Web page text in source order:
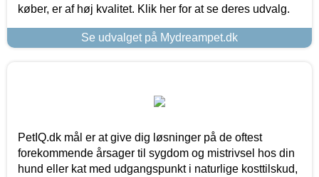
køber, er af høj kvalitet. Klik her for at se deres udvalg.
Se udvalget på Mydreampet.dk
PetIQ.dk mål er at give dig løsninger på de oftest
forekommende årsager til sygdom og mistrivsel hos din
hund eller kat med udgangspunkt i naturlige kosttilskud,